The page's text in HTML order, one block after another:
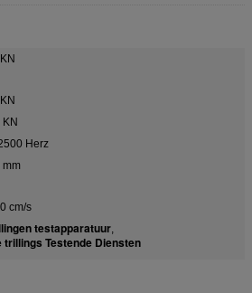
KN
Herz
mm
cm/s
testapparatuur,
trillings Testende Diensten